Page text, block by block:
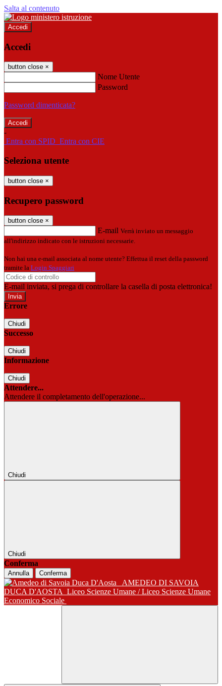
Salta al contenuto
Accedi
Accedi
button close ×
Nome Utente
Password
Password dimenticata?
-
Entra con SPID Entra con CIE
Seleziona utente
button close ×
Recupero password
button close ×
E-mail Verrà inviato un messaggio
all'indirizzo indicato con le istruzioni necessarie.
Non hai una e-mail associata al nome utente? Effettua il reset della password
tramite la Login Spaggiari
E-mail inviata, si prega di controllare la casella di posta elettronica!
Errore
Chiudi
Successo
Chiudi
Informazione
Chiudi
Attendere...
Attendere il completamento dell'operazione...
Chiudi
Chiudi
Conferma
Annulla Conferma
AMEDEO DI SAVOIA
DUCA D'AOSTA Liceo Scienze Umane / Liceo Scienze Umane
Economico Sociale